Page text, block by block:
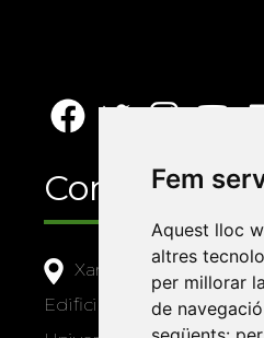
Fem
Aquest lloc
altres
per millorar
de
Contacte
Xarxa Vives
Edifici Àgora